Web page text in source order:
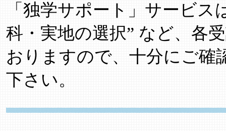
「独学サポート」サービス
科・実地の選択” など、各
おりますので、十分にご確
下さい。